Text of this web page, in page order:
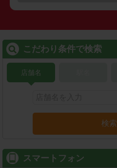
こだわり条件で検索
店舗名
検索
スマートフォン